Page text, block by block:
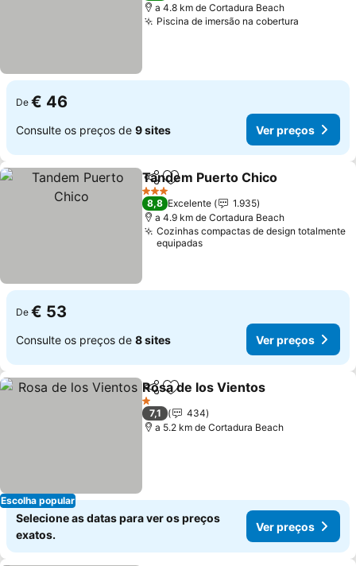
a 4.8 km de Cortadura Beach
Piscina de imersão na cobertura
De € 46
Consulte os preços de 9 sites Ver preços
PartilharAdicionar aos favoritos
Tandem Puerto Chico
3 Estrelas
8,8 Excelente
1.935
a 4.9 km de Cortadura Beach
Cozinhas compactas de design totalmente
equipadas
De € 53
Consulte os preços de 8 sites Ver preços
Escolha popular
PartilharAdicionar aos favoritos
Rosa de los Vientos
1 Estrelas
7,1
434
a 5.2 km de Cortadura Beach
Selecione as datas para ver os preços
exatos.
Ver preços